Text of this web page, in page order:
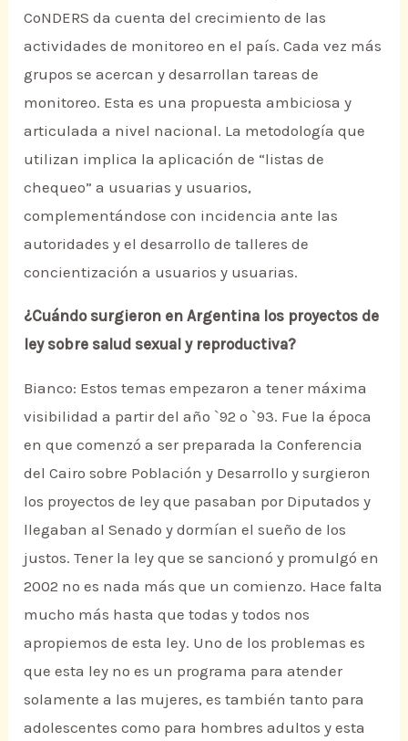
CoNDERS da cuenta del crecimiento de las
actividades de monitoreo en el país. Cada vez más
grupos se acercan y desarrollan tareas de
monitoreo. Esta es una propuesta ambiciosa y
articulada a nivel nacional. La metodología que
utilizan implica la aplicación de “listas de
chequeo” a usuarias y usuarios,
complementándose con incidencia ante las
autoridades y el desarrollo de talleres de
concientización a usuarios y usuarias.
¿Cuándo surgieron en Argentina los proyectos de
ley sobre salud sexual y reproductiva?
Bianco: Estos temas empezaron a tener máxima
visibilidad a partir del año `92 o `93. Fue la época
en que comenzó a ser preparada la Conferencia
del Cairo sobre Población y Desarrollo y surgieron
los proyectos de ley que pasaban por Diputados y
llegaban al Senado y dormían el sueño de los
justos. Tener la ley que se sancionó y promulgó en
2002 no es nada más que un comienzo. Hace falta
mucho más hasta que todas y todos nos
apropiemos de esta ley. Uno de los problemas es
que esta ley no es un programa para atender
solamente a las mujeres, es también tanto para
adolescentes como para hombres adultos y esta